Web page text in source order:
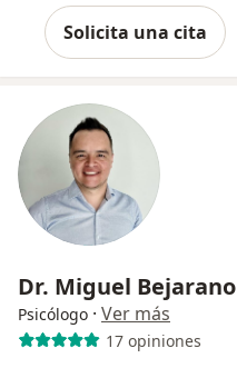
Solicita una cita
Dr. Miguel Bejarano
Psicólogo · Ver más
17 opiniones